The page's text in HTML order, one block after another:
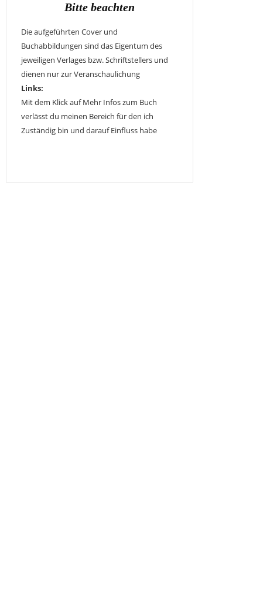
Bitte beachten
Die aufgeführten Cover und
Buchabbildungen sind das Eigentum des
jeweiligen Verlages bzw. Schriftstellers und
dienen nur zur Veranschaulichung
Links:
Mit dem Klick auf Mehr Infos zum Buch
verlässt du meinen Bereich für den ich
Zuständig bin und darauf Einfluss habe